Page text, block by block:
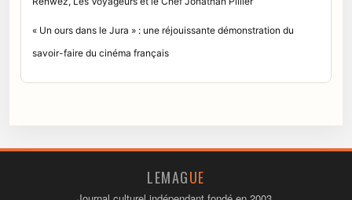
« Un ours dans le Jura » : une réjouissante démonstration du
savoir-faire du cinéma français
LEMAGUE